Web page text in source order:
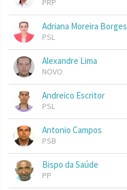
PRP
Adriana Moreira Borges
PSL
Alexandre Lima
NOVO
Andreico Escritor
PSL
Antonio Campos
PSB
Bispo da Saúde
PP